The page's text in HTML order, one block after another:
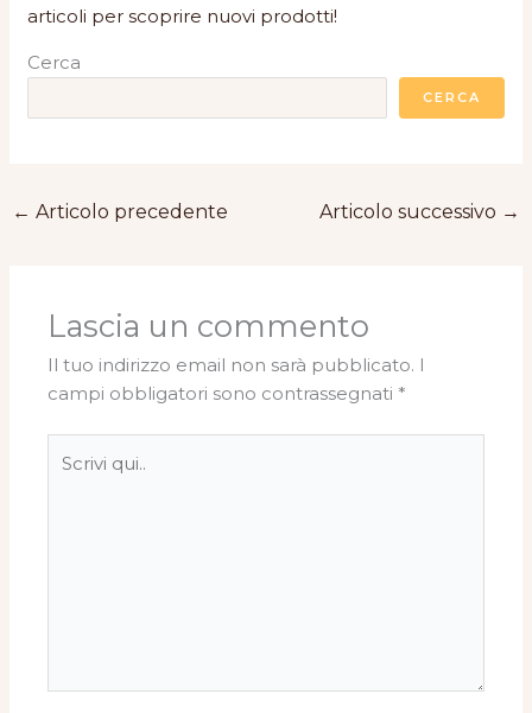
articoli per scoprire nuovi prodotti!
Cerca
CERCA
← Articolo precedente Articolo successivo →
Lascia un commento
Il tuo indirizzo email non sarà pubblicato. I
campi obbligatori sono contrassegnati *
qui..